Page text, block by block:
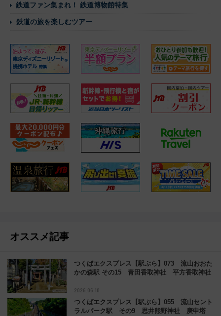
鉄道ファン集まれ！ 鉄道博物館特集
鉄道の旅を楽しむツアー
オススメ記事
つくばエクスプレス【駅ぶら】073 流山おおた
かの森駅 その15 青田香取神社 平方香取神社
2026.06.10
つくばエクスプレス【駅ぶら】055 流山セント
ラルパーク駅 その9 思井熊野神社 庚申塔